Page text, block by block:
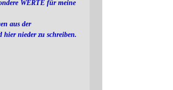
WERTE für meine
aus der
nieder zu schreiben.